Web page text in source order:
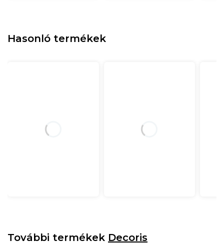
Hasonló termékek
További termékek Decoris